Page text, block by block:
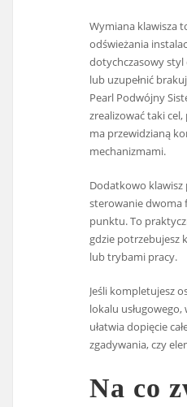
Wymiana klawisza
odświeżania
dotychczasowy styl
lub uzupełnić
Pearl Podwójny
zrealizować taki
ma przewidzianą
mechanizmami.
Dodatkowo
sterowanie dwoma
punktu. To
gdzie potrzebujesz
lub trybami pracy.
Jeśli kompletujesz
lokalu usługowego,
ułatwia dopięcie
zgadywania, czy
Na co